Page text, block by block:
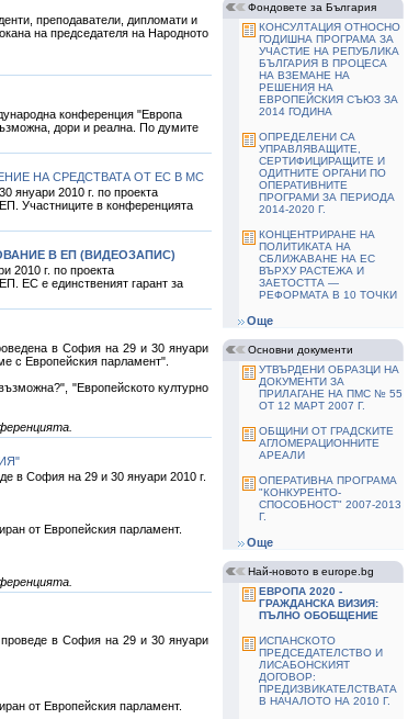
преподаватели, дипломати и
на председателя на Народното
конференция "Европа
дори и реална. По думите
НА СРЕДСТВАТА ОТ ЕС В МС
януари 2010 г. по проекта
Участниците в конференцията
В ЕП (ВИДЕОЗАПИС)
2010 г. по проекта
ЕС е единственият гарант за
в София на 29 и 30 януари
с Европейския парламент".
"Европейското културно
в София на 29 и 30 януари 2010 г.
от Европейския парламент.
проведе в София на 29 и 30 януари
от Европейския парламент.
Фондовете за България
КОНСУЛТАЦИЯ ОТНОСНО
ГОДИШНА ПРОГРАМА ЗА
УЧАСТИЕ НА РЕПУБЛИКА
БЪЛГАРИЯ В ПРОЦЕСА
НА ВЗЕМАНЕ НА
РЕШЕНИЯ НА
ЕВРОПЕЙСКИЯ СЪЮЗ ЗА
2014 ГОДИНА
ОПРЕДЕЛЕНИ СА
УПРАВЛЯВАЩИТЕ,
СЕРТИФИЦИРАЩИТЕ И
ОДИТНИТЕ ОРГАНИ ПО
ОПЕРАТИВНИТЕ
ПРОГРАМИ ЗА ПЕРИОДА
2014-2020 Г.
КОНЦЕНТРИРАНЕ НА
ПОЛИТИКАТА НА
СБЛИЖАВАНЕ НА ЕС
ВЪРХУ РАСТЕЖА И
ЗАЕТОСТТА —
РЕФОРМАТА В 10 ТОЧКИ
Още
Основни документи
УТВЪРДЕНИ ОБРАЗЦИ НА
ДОКУМЕНТИ ЗА
ПРИЛАГАНЕ НА ПМС № 55
ОТ 12 МАРТ 2007 Г.
ОБЩИНИ ОТ ГРАДСКИТЕ
АГЛОМЕРАЦИОННИТЕ
АРЕАЛИ
ОПЕРАТИВНА ПРОГРАМА
"КОНКУРЕНТО-
СПОСОБНОСТ" 2007-2013
Г.
Още
Най-новото в europe.bg
ЕВРОПА 2020 -
ГРАЖДАНСКА ВИЗИЯ:
ПЪЛНО ОБОБЩЕНИЕ
ИСПАНСКОТО
ПРЕДСЕДАТЕЛСТВО И
ЛИСАБОНСКИЯТ
ДОГОВОР:
ПРЕДИЗВИКАТЕЛСТВАТА
В НАЧАЛОТО НА 2010 Г.